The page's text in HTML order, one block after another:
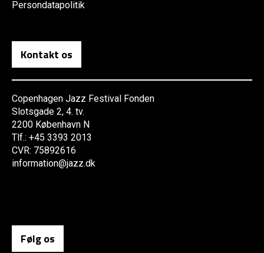
Persondatapolitik
Kontakt os
Copenhagen Jazz Festival Fonden
Slotsgade 2, 4. tv.
2200 København N
Tlf.: +45 3393 2013
CVR: 75892616
information@jazz.dk
Følg os